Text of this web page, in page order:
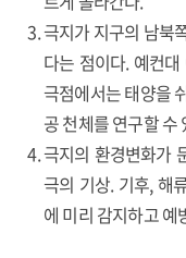
극지가 지구의 남북
다는 점이다. 예컨
극점에서는 태양을
공 천체를 연구할 수
극지의 환경변화가
극의 기상. 기후, 해
에 미리 감지하고 예